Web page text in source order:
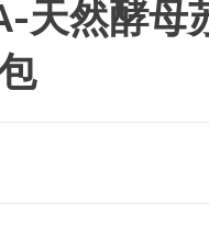
天然酵母